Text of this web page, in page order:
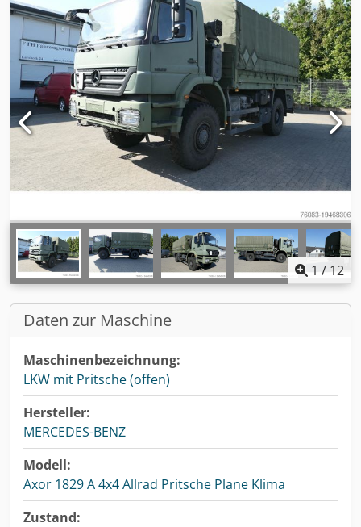
1 /12
Daten zur Maschine
Maschinenbezeichnung:
LKW mit Pritsche (offen)
Hersteller:
MERCEDES-BENZ
Modell:
Axor 1829 A 4x4 Allrad Pritsche Plane Klima
Zustand: